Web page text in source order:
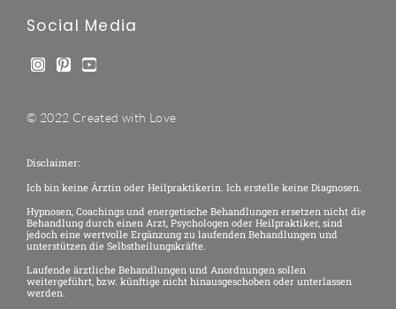
Social Media
© 2022 Created with Love
Disclaimer:
Ich bin keine Ärztin oder Heilpraktikerin. Ich erstelle keine Diagnosen.
Hypnosen, Coachings und energetische Behandlungen ersetzen nicht die
Behandlung durch einen Arzt, Psychologen oder Heilpraktiker, sind
jedoch eine wertvolle Ergänzung zu laufenden Behandlungen und
unterstützen die Selbstheilungskräfte.
Laufende ärztliche Behandlungen und Anordnungen sollen
weitergeführt, bzw. künftige nicht hinausgeschoben oder unterlassen
werden.